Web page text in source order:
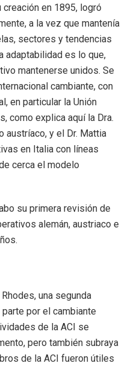
en 1895, logró
a la vez que mantenía
sectores y tendencias
adaptabilidad es lo que,
mantenerse unidos. Se
cambiante, con
en particular la Unión
como explica aquí la Dra.
austríaco, y el Dr. Mattia
en Italia con líneas
cerca el modelo
su primera revisión de
alemán, austriaco e
una segunda
por el cambiante
de la ACI se
pero también subraya
de la ACI fueron útiles